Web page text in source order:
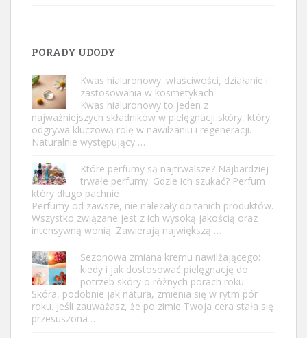
PORADY UDODY
Kwas hialuronowy: właściwości, działanie i
zastosowania w kosmetykach
Kwas hialuronowy to jeden z
najważniejszych składników w pielęgnacji skóry, który
odgrywa kluczową rolę w nawilżaniu i regeneracji.
Naturalnie występujący …
Które perfumy są najtrwalsze? Najbardziej
trwałe perfumy. Gdzie ich szukać? Perfum
który długo pachnie
Perfumy od zawsze, nie należały do tanich produktów.
Wszystko związane jest z ich wysoką jakością oraz
intensywną wonią. Zawierają największą …
Sezonowa zmiana kremu nawilżającego:
kiedy i jak dostosować pielęgnację do
potrzeb skóry o różnych porach roku
Skóra, podobnie jak natura, zmienia się w rytm pór
roku. Jeśli zauważasz, że po zimie Twoja cera stała się
przesuszona …